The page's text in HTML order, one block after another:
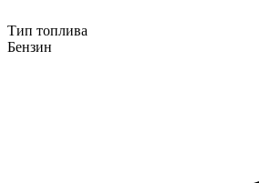
Тип топлива
Бензин